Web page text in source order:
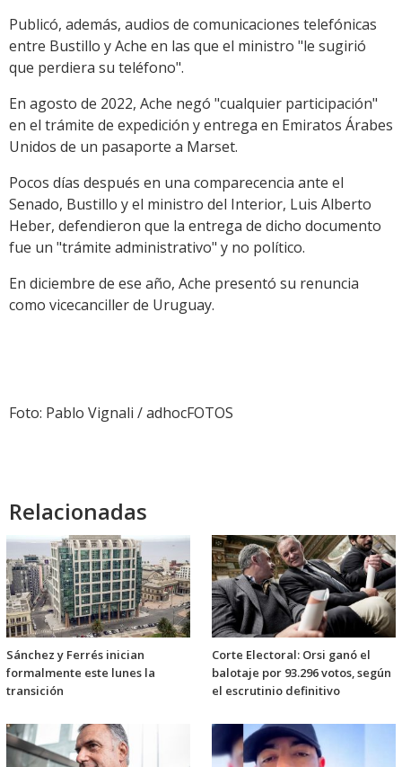
Publicó, además, audios de comunicaciones telefónicas
entre Bustillo y Ache en las que el ministro "le sugirió
que perdiera su teléfono".
En agosto de 2022, Ache negó "cualquier participación"
en el trámite de expedición y entrega en Emiratos Árabes
Unidos de un pasaporte a Marset.
Pocos días después en una comparecencia ante el
Senado, Bustillo y el ministro del Interior, Luis Alberto
Heber, defendieron que la entrega de dicho documento
fue un "trámite administrativo" y no político.
En diciembre de ese año, Ache presentó su renuncia
como vicecanciller de Uruguay.
Foto: Pablo Vignali / adhocFOTOS
Relacionadas
Sánchez y Ferrés inician
formalmente este lunes la
transición
Corte Electoral: Orsi ganó el
balotaje por 93.296 votos, según
el escrutinio definitivo